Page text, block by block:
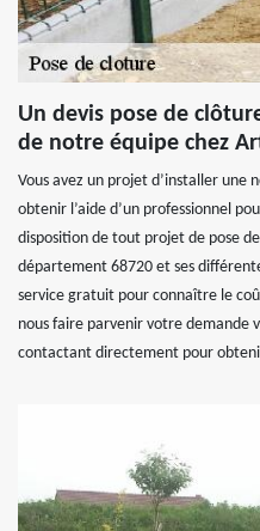
Un devis pose de
de notre équipe chez
Vous avez un projet d’installer une
obtenir l’aide d’un professionnel
disposition de tout projet de pose
département 68720 et ses
service gratuit pour connaître le
nous faire parvenir votre demande
contactant directement pour